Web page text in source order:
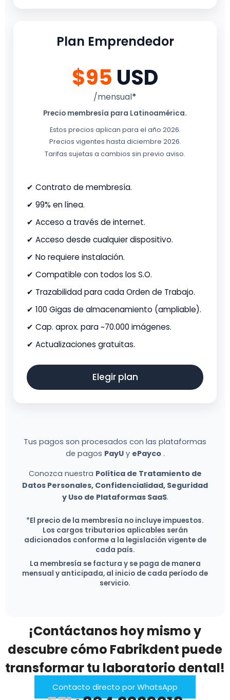
Plan Emprendedor
$95 USD
/mensual*
Precio membresía para Latinoamérica.
Estos precios aplican para el año 2026.
Precios vigentes hasta diciembre 2026.
Tarifas sujetas a cambios sin previo aviso.
✔ Contrato de membresía.
✔ 99% en línea.
✔ Acceso a través de internet.
✔ Acceso desde cualquier dispositivo.
✔ No requiere instalación.
✔ Compatible con todos los S.O.
✔ Trazabilidad para cada Orden de Trabajo.
✔ 100 Gigas de almacenamiento (ampliable).
✔ Cap. aprox. para ~70.000 imágenes.
✔ Actualizaciones gratuitas.
Elegir plan
Tus pagos son procesados con las plataformas
de pagos PayUy ePayco.
Conozca nuestra Política de Tratamiento de
Datos Personales, Confidencialidad, Seguridad
y Uso de Plataformas SaaS.
*El precio de la membresía no incluye impuestos.
Los cargos tributarios aplicables serán
adicionados conforme a la legislación vigente de
cada país.
La membresía se factura y se paga de manera
mensual y anticipada, al inicio de cada período de
servicio.
¡Contáctanos hoy mismo y
descubre cómo Fabrikdent puede
transformar tu laboratorio dental!
Contacto directo por WhatsApp